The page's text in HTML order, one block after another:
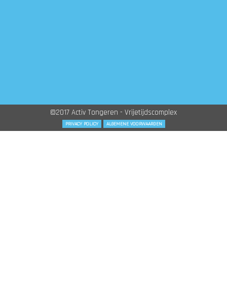
©2017 Activ Tongeren - Vrijetijdscomplex
PRIVACY POLICY ALGEMENE VOORWAARDEN